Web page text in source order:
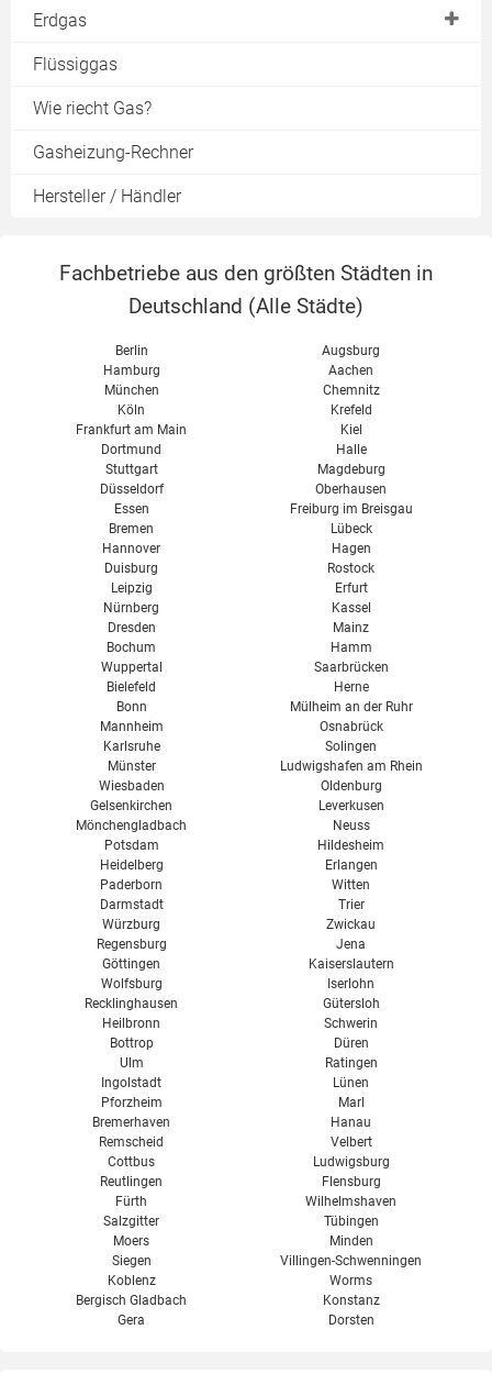
Gas mit Solarthermie
Hybrid-Wärmepumpe
Erdgas
Bioerdgas
Heizen mit Gas
Flüssiggas
Wie riecht Gas?
Gasheizung-Rechner
Hersteller / Händler
Fachbetriebe aus den größten Städten in
Deutschland (Alle Städte)
Berlin
Hamburg
München
Köln
Frankfurt am Main
Dortmund
Stuttgart
Düsseldorf
Essen
Bremen
Hannover
Duisburg
Leipzig
Nürnberg
Dresden
Bochum
Wuppertal
Bielefeld
Bonn
Mannheim
Karlsruhe
Münster
Wiesbaden
Gelsenkirchen
Mönchengladbach
Augsburg
Aachen
Chemnitz
Krefeld
Kiel
Halle
Magdeburg
Oberhausen
Freiburg im Breisgau
Lübeck
Hagen
Rostock
Erfurt
Kassel
Mainz
Hamm
Saarbrücken
Herne
Mülheim an der Ruhr
Osnabrück
Solingen
Ludwigshafen am Rhein
Oldenburg
Leverkusen
Neuss
Potsdam
Heidelberg
Paderborn
Darmstadt
Würzburg
Regensburg
Göttingen
Wolfsburg
Recklinghausen
Heilbronn
Bottrop
Ulm
Ingolstadt
Pforzheim
Bremerhaven
Remscheid
Cottbus
Reutlingen
Fürth
Salzgitter
Moers
Siegen
Koblenz
Bergisch Gladbach
Gera
Hildesheim
Erlangen
Witten
Trier
Zwickau
Jena
Kaiserslautern
Iserlohn
Gütersloh
Schwerin
Düren
Ratingen
Lünen
Marl
Hanau
Velbert
Ludwigsburg
Flensburg
Wilhelmshaven
Tübingen
Minden
Villingen-Schwenningen
Worms
Konstanz
Dorsten